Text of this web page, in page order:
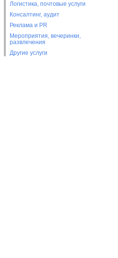
Логистика, почтовые услуги
Консалтинг, аудит
Реклама и PR
Мероприятия, вечеринки,
развлечения
Другие услуги